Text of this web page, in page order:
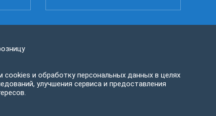
и обработку персональных данных в целях
улучшения сервиса и предоставления